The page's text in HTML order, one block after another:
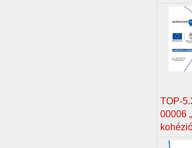
TOP-
00006